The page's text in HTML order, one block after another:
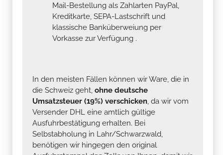
Mail-Bestellung als Zahlarten PayPal,
Kreditkarte, SEPA-Lastschrift und
klassische Banküberweiung per
Vorkasse zur Verfügung .
In den meisten Fällen können wir Ware, die in
die Schweiz geht, ohne deutsche
Umsatzsteuer (19%) verschicken, da wir vom
Versender DHL eine amtlich gültige
Ausfuhrbestätigung erhalten. Bei
Selbstabholung in Lahr/Schwarzwald,
benötigen wir hingegen den original